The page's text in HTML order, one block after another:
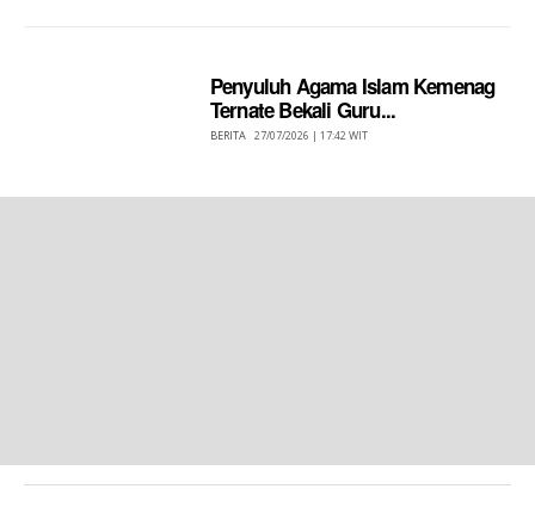
Penyuluh Agama Islam Kemenag
Ternate Bekali Guru...
BERITA 27/07/2026 | 17:42 WIT